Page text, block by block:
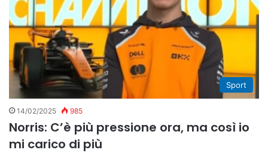
Sport
14/02/2025 985
Norris: C’è più pressione ora, ma così io
mi carico di più